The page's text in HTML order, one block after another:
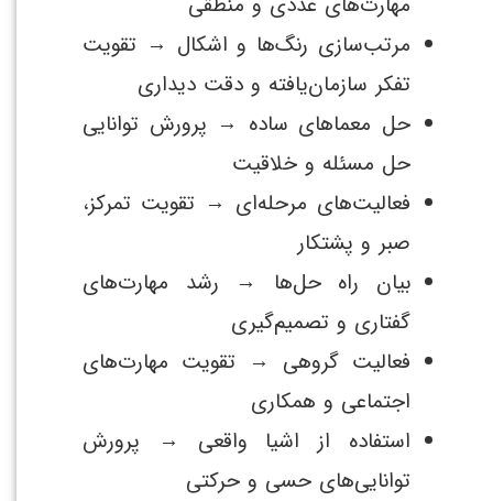
مرتب‌سازی رنگ‌ها و اشکال → تقویت
تفکر سازمان‌یافته و دقت دیداری
حل معماهای ساده → پرورش توانایی
حل مسئله و خلاقیت
فعالیت‌های مرحله‌ای → تقویت تمرکز،
صبر و پشتکار
بیان راه حل‌ها → رشد مهارت‌های
گفتاری و تصمیم‌گیری
فعالیت گروهی → تقویت مهارت‌های
اجتماعی و همکاری
استفاده از اشیا واقعی → پرورش
توانایی‌های حسی و حرکتی